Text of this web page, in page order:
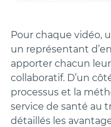
Pour chaque vidéo,
un représentant
apporter chacun
collaboratif. D’un
processus et la
service de santé au
détaillés les